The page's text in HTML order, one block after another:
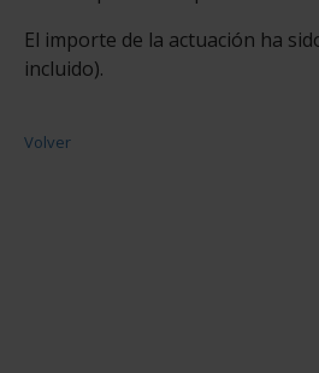
El importe de la actuación ha
incluido).
Volver